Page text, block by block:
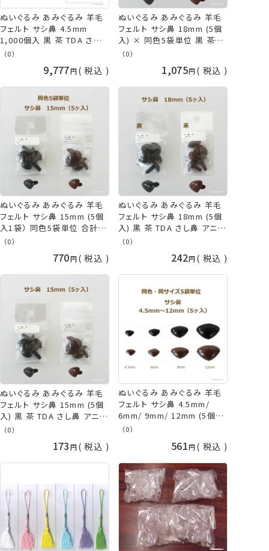
ぬいぐるみ あみぐるみ 羊毛
フェルト サシ鼻 4.5mm
1,000個入 黒 茶 TDA さし
鼻 アニマルノーズ パーツ イ
の鼻 さし目 取寄せ商品 手
芸の山久
（0）
9,777 税込
ぬいぐるみ あみぐるみ 羊毛
フェルト サシ鼻 18mm (5個
入) × 同色5袋単位 黒 茶
TDA さし鼻 アニマルノーズ
（0）
1,075 税込
ぬいぐるみ あみぐるみ 羊毛
フェルト サシ鼻 15mm (5個
入1袋） 同色5袋単位 合計25
個 黒 茶 TDA さし鼻 アニマ
熊 鼻 犬の鼻 くまの鼻 さし
目 ネコポス可 手芸の山久
（0）
770 税込
ぬいぐるみ あみぐるみ 羊毛
フェルト サシ鼻 18mm (5個
入) 黒 茶 TDA さし鼻 アニマ
ルノーズ パーツ さし目 ネコ
（0）
242 税込
ぬいぐるみ あみぐるみ 羊毛
フェルト サシ鼻 15mm (5個
入) 黒 茶 TDA さし鼻 アニマ
ルノーズ パーツ さし目 ネコ
（0）
173 税込
ぬいぐるみ あみぐるみ 羊毛
フェルト サシ鼻 4.5mm/
6mm/ 9mm/ 12mm (5個入
1袋） 同色5袋単位 合計25個
マルノーズ パーツ さし目 ネ
コポス可 手芸の山久
（0）
561 税込